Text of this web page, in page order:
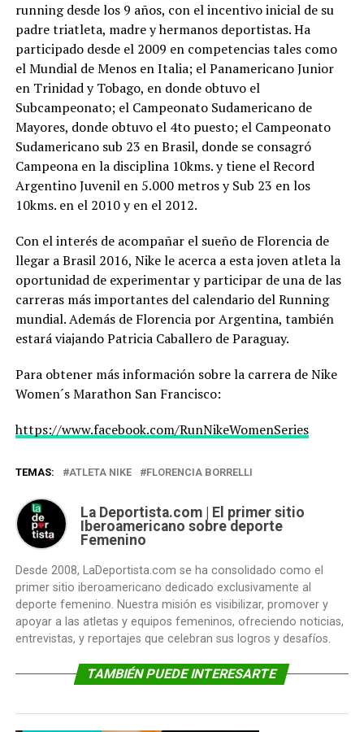
running desde los 9 años, con el incentivo inicial de su
padre triatleta, madre y hermanos deportistas. Ha
participado desde el 2009 en competencias tales como
el Mundial de Menos en Italia; el Panamericano Junior
en Trinidad y Tobago, en donde obtuvo el
Subcampeonato; el Campeonato Sudamericano de
Mayores, donde obtuvo el 4to puesto; el Campeonato
Sudamericano sub 23 en Brasil, donde se consagró
Campeona en la disciplina 10kms. y tiene el Record
Argentino Juvenil en 5.000 metros y Sub 23 en los
10kms. en el 2010 y en el 2012.
Con el interés de acompañar el sueño de Florencia de
llegar a Brasil 2016, Nike le acerca a esta joven atleta la
oportunidad de experimentar y participar de una de las
carreras más importantes del calendario del Running
mundial. Además de Florencia por Argentina, también
estará viajando Patricia Caballero de Paraguay.
Para obtener más información sobre la carrera de Nike
Women´s Marathon San Francisco:
https://www.facebook.com/RunNikeWomenSeries
TEMAS: ATLETA NIKE FLORENCIA BORRELLI
La Deportista.com | El primer sitio
Iberoamericano sobre deporte
Femenino
Desde 2008, LaDeportista.com se ha consolidado como el
primer sitio iberoamericano dedicado exclusivamente al
deporte femenino. Nuestra misión es visibilizar, promover y
apoyar a las atletas y equipos femeninos, ofreciendo noticias,
entrevistas, y reportajes que celebran sus logros y desafíos.
TAMBIÉN PUEDE INTERESARTE